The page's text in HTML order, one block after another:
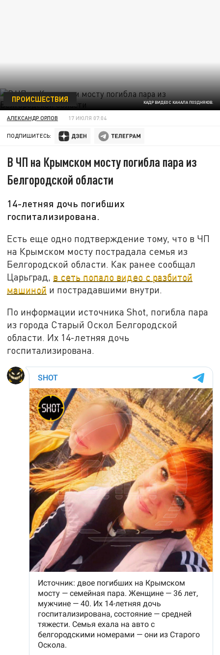
КАДР ВИДЕО С КАНАЛА ПОЗДНЯКОВ.
ПРОИСШЕСТВИЯ
АЛЕКСАНДР ОРЛОВ 17 ИЮЛЯ 07:04
ПОДПИШИТЕСЬ:
В ЧП на Крымском мосту погибла пара из
Белгородской области
14-летняя дочь погибших
госпитализирована.
Есть еще одно подтверждение тому, что в ЧП
на Крымском мосту пострадала семья из
Белгородской области. Как ранее сообщал
Царьград, в сеть попало видео с разбитой
машиной и пострадавшими внутри.
По информации источника Shot, погибла пара
из города Старый Оскол Белгородской
области. Их 14-летняя дочь
госпитализирована.